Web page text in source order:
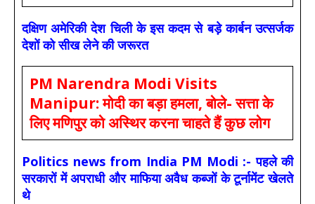
दक्षिण अमेरिकी देश चिली के इस कदम से बड़े कार्बन उत्सर्जक
देशों को सीख लेने की जरूरत
PM Narendra Modi Visits
Manipur: मोदी का बड़ा हमला, बोले- सत्ता के
लिए मणिपुर को अस्थिर करना चाहते हैं कुछ लोग
Politics news from India PM Modi :- पहले की
सरकारों में अपराधी और माफिया अवैध कब्जों के टूर्नामेंट खेलते
थे